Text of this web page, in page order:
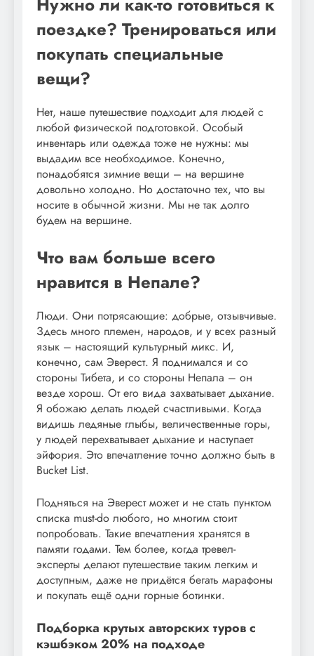
поездке? Тренироваться или
покупать специальные
вещи?
Нет, наше путешествие подходит для людей с
любой физической подготовкой. Особый
инвентарь или одежда тоже не нужны: мы
выдадим все необходимое. Конечно,
понадобятся зимние вещи – на вершине
довольно холодно. Но достаточно тех, что вы
носите в обычной жизни. Мы не так долго
будем на вершине.
Что вам больше всего
нравится в Непале?
Люди. Они потрясающие: добрые, отзывчивые.
Здесь много племен, народов, и у всех разный
язык – настоящий культурный микс. И,
конечно, сам Эверест. Я поднимался и со
стороны Тибета, и со стороны Непала – он
везде хорош. От его вида захватывает дыхание.
Я обожаю делать людей счастливыми. Когда
видишь ледяные глыбы, величественные горы,
у людей перехватывает дыхание и наступает
эйфория. Это впечатление точно должно быть в
Bucket List.
Подняться на Эверест может и не стать пунктом
списка must-do любого, но многим стоит
попробовать. Такие впечатления хранятся в
памяти годами. Тем более, когда тревел-
эксперты делают путешествие таким легким и
доступным, даже не придётся бегать марафоны
и покупать ещё одни горные ботинки.
Подборка крутых авторских туров с
кэшбэком 20% на подходе